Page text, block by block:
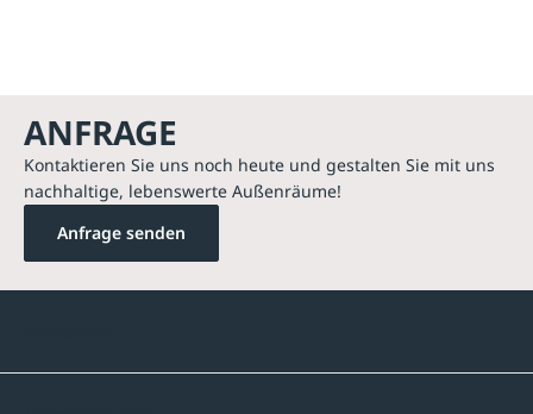
ANFRAGE
Kontaktieren Sie uns noch heute und gestalten Sie mit uns
nachhaltige, lebenswerte Außenräume!
Anfrage senden